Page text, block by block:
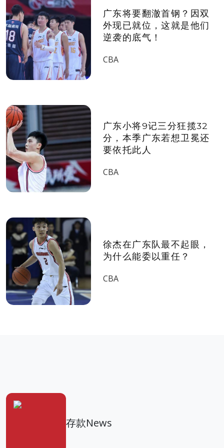
广东将要翻澈首钢？因双
外现已就位，这就是他们
逆袭的底气！
CBA
广东小将9记三分狂揽32
分，本季广东若想卫冕还
要依托此人
CBA
徐杰在广东队最不起眼，
为什么能委以重任？
CBA
存款News